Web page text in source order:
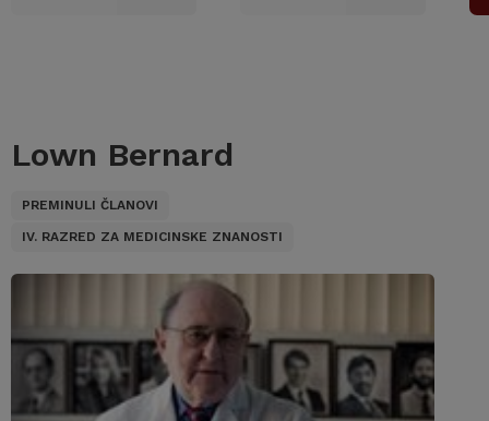
Lown Bernard
PREMINULI ČLANOVI
IV. RAZRED ZA MEDICINSKE ZNANOSTI